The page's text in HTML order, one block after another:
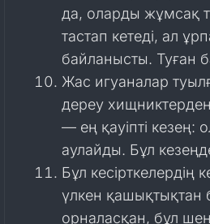
да, оларды жұмсақ
тастап кетеді, ал
байланысты. Туған
Жас игуаналар
дереу
— ең қауіпті кезең:
аулайды. Бұл
Бұл кесірткелердің
үлкен қашықтықтан
орналасқан, бұл